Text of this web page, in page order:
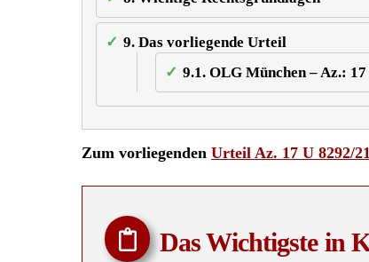
9. Das vorliegende Urteil
9.1. OLG München – Az.:
Zum vorliegenden Urteil Az. 17 U 8292/21
Das Wichtigste in